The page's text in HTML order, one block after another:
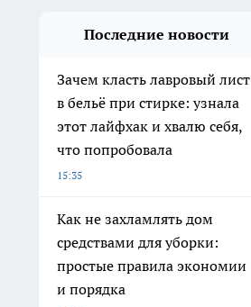
Последние новости
Зачем класть лавровый лист
в бельё при стирке: узнала
этот лайфхак и хвалю себя,
что попробовала
15:35
Как не захламлять дом
средствами для уборки:
простые правила экономии
и порядка